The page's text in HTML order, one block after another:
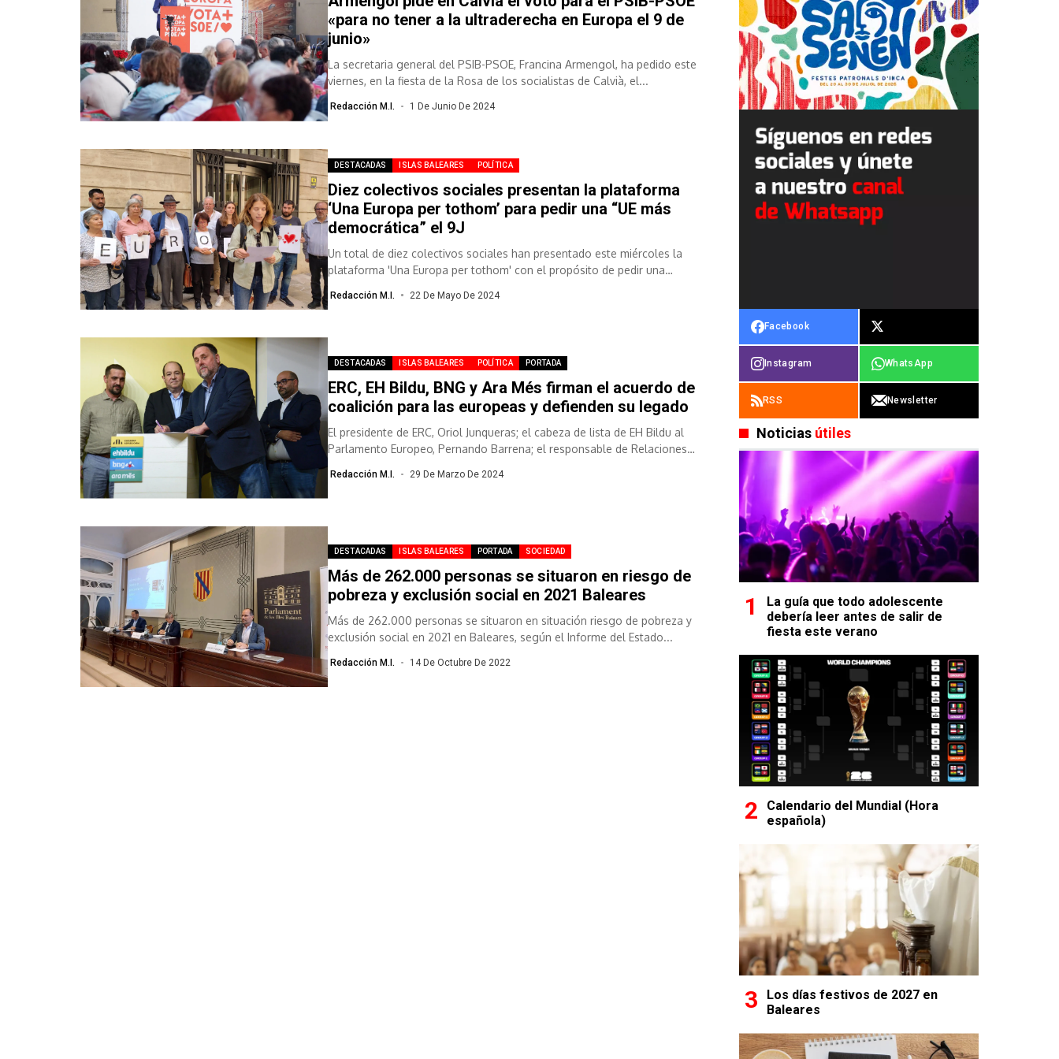
«para no tener a la ultraderecha en Europa el 9 de
junio»
La secretaria general del PSIB-PSOE, Francina Armengol, ha pedido este
viernes, en la fiesta de la Rosa de los socialistas de Calvià, el...
Redacción M.I. 1 De Junio De 2024
DESTACADAS ISLAS BALEARES POLÍTICA
Diez colectivos sociales presentan la plataforma
‘Una Europa per tothom’ para pedir una “UE más
democrática” el 9J
Un total de diez colectivos sociales han presentado este miércoles la
plataforma 'Una Europa per tothom' con el propósito de pedir una
Redacción M.I. 22 De Mayo De 2024
DESTACADAS ISLAS BALEARES POLÍTICA PORTADA
ERC, EH Bildu, BNG y Ara Més firman el acuerdo de
coalición para las europeas y defienden su legado
El presidente de ERC, Oriol Junqueras; el cabeza de lista de EH Bildu al
Parlamento Europeo, Pernando Barrena; el responsable de Relaciones
Redacción M.I. 29 De Marzo De 2024
DESTACADAS ISLAS BALEARES PORTADA SOCIEDAD
Más de 262.000 personas se situaron en riesgo de
pobreza y exclusión social en 2021 Baleares
Más de 262.000 personas se situaron en situación riesgo de pobreza y
exclusión social en 2021 en Baleares, según el Informe del Estado...
Redacción M.I. 14 De Octubre De 2022
Facebook
Instagram WhatsApp
RSS Newsletter
Noticias útiles
La guía que todo adolescente
debería leer antes de salir de
fiesta este verano
Calendario del Mundial (Hora
española)
Los días festivos de 2027 en
Baleares